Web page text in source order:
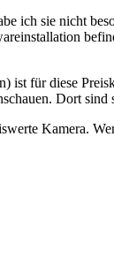
ich sie nicht
für diese
Dort sind
Kamera.